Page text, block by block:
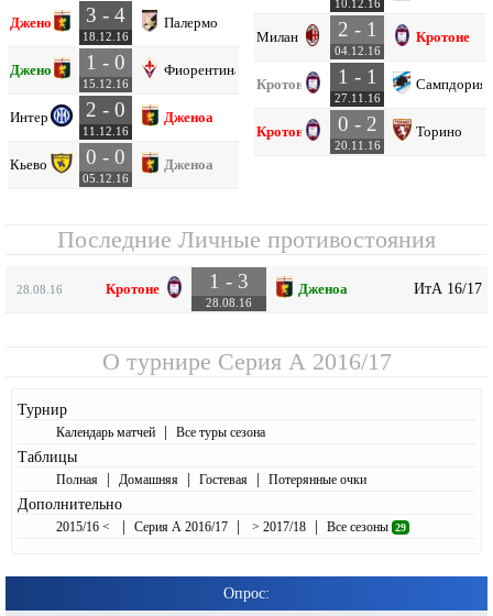
Дженоа 3 - 4
18.12.16
Палермо
Дженоа 1 - 0
15.12.16
Фиорентина
Интер 2 - 0
11.12.16
Дженоа
Кьево 0 - 0
05.12.16
Дженоа
10.12.16
Милан 2 - 1
04.12.16
Кротоне
Кротоне 1 - 1
27.11.16
Сампдория
Кротоне 0 - 2
20.11.16
Торино
Последние Личные противостояния
28.08.16 Кротоне 1 - 3
28.08.16
Дженоа ИтА 16/17
О турнире Серия А 2016/17
Турнир
Календарь матчей | Все туры сезона
Таблицы
Полная | Домашняя | Гостевая | Потерянные очки
Дополнительно
2015/16 < | Серия А 2016/17 | > 2017/18 | Все сезоны 29
Опрос: